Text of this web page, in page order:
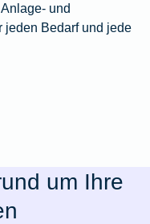
und
jeden Bedarf und jede
um Ihre